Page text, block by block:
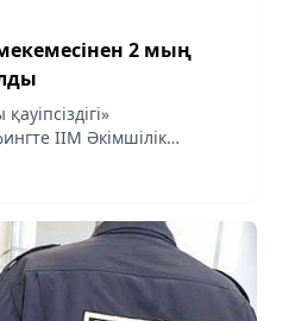
2 мың
ІІМ Әкімшілік
орынбасары
деді.